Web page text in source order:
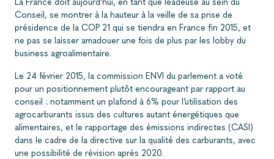
Conseil, se montrer à la hauteur à la veille de sa prise de
présidence de la COP 21 qui se tiendra en France fin 2015, et
ne pas se laisser amadouer une fois de plus par les lobby du
business agroalimentaire.
Le 24 février 2015, la commission ENVI du parlement a voté
pour un positionnement plutôt encourageant par rapport au
conseil : notamment un plafond à 6% pour l’utilisation des
agrocarburants issus des cultures autant énergétiques que
alimentaires, et le rapportage des émissions indirectes (CASI)
dans le cadre de la directive sur la qualité des carburants, avec
une possibilité de révision après 2020.